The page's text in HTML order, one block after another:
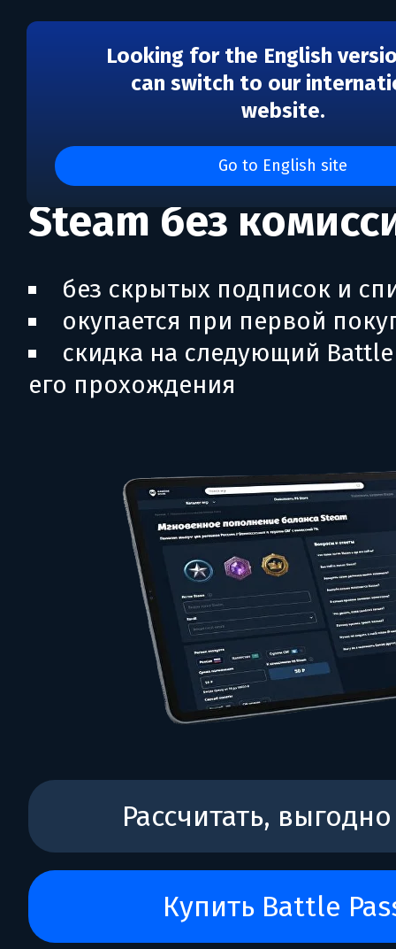
Looking for the English
can switch to our
website.
Go to English site
Проходи Battle
пополняй баланс
Steam без
без скрытых подписок и
окупается при первой
скидка на следующий Battle
его прохождения
Рассчитать,
Купить Battle